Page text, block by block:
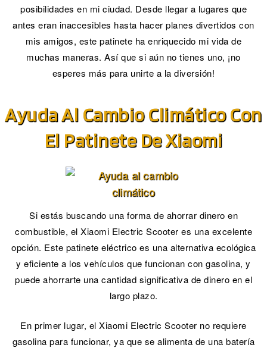
posibilidades en mi ciudad. Desde llegar a lugares que
antes eran inaccesibles hasta hacer planes divertidos con
mis amigos, este patinete ha enriquecido mi vida de
muchas maneras. Así que si aún no tienes uno, ¡no
esperes más para unirte a la diversión!
Ayuda Al Cambio Climático Con
El Patinete De Xiaomi
Si estás buscando una forma de ahorrar dinero en
combustible, el Xiaomi Electric Scooter es una excelente
opción. Este patinete eléctrico es una alternativa ecológica
y eficiente a los vehículos que funcionan con gasolina, y
puede ahorrarte una cantidad significativa de dinero en el
largo plazo.
En primer lugar, el Xiaomi Electric Scooter no requiere
gasolina para funcionar, ya que se alimenta de una batería